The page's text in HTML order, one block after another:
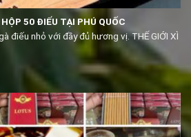
50 ĐIẾU TẠI PHÚ QUỐC
điếu nhỏ với đầy đủ hương vị. THẾ GIỚI XÌ